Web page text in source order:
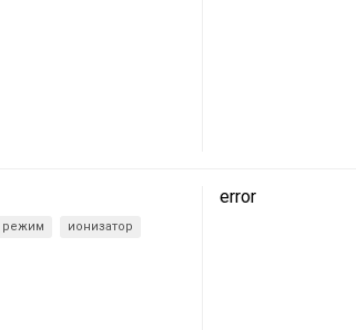
режим
ионизатор
error